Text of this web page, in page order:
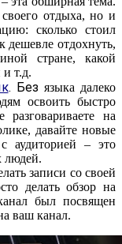
отдыха, но и
сколько стоил
дешевле отдохнуть,
стране, какой
и т.д.
. Без языка далеко
освоить быстро
на
давайте новые
аудиторией – это
людей.
записи со своей
делать обзор на
был посвящен
ваш канал.